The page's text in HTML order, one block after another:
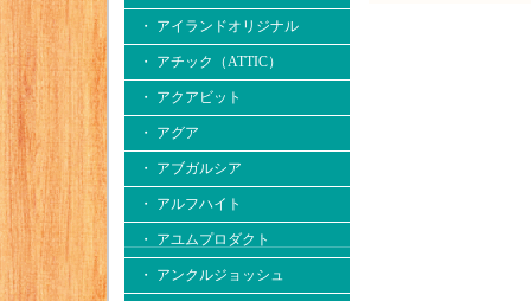
・ アイランドオリジナル
・ アチック（ATTIC）
・ アクアビット
・ アグア
・ アブガルシア
・ アルフハイト
・ アユムプロダクト
・ アンクルジョッシュ